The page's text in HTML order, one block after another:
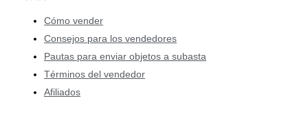
Cómo vender
Consejos para los vendedores
Pautas para enviar objetos a subasta
Términos del vendedor
Afiliados